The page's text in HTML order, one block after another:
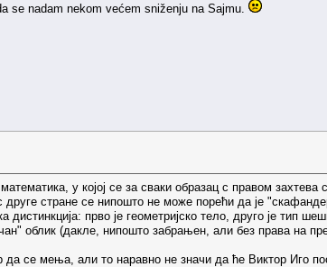
se nadam nekom većem sniženju na Sajmu.
у којој се за сваки образац с правом захтева
друге стране се нипошто не може порећи да је
прво је геометријско тело, друго је тип
облик (дакле, нипошто забрањен, али без права на
се мења, али то наравно не значи да ће Виктор Иго